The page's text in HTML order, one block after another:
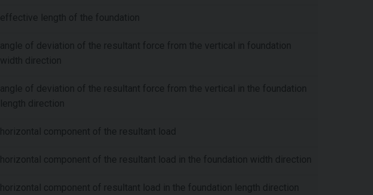
effective length of the foundation
angle of deviation of the resultant force from the vertical in foundation
width direction
angle of deviation of the resultant force from the vertical in the foundation
length direction
horizontal component of the resultant load
horizontal component of the resultant load in the foundation width direction
horizontal component of resultant load in the foundation length direction